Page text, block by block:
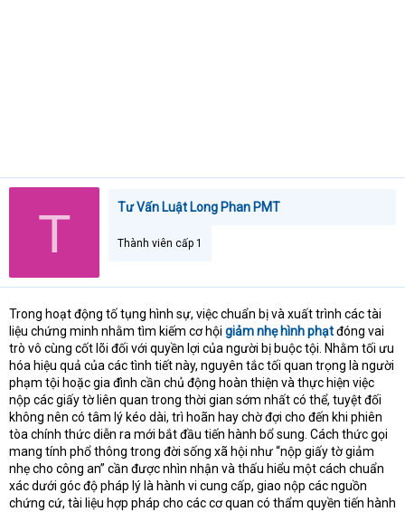
T Tư Vấn Luật Long Phan PMT
Thành viên cấp 1
Trong hoạt động tố tụng hình sự, việc chuẩn bị và xuất trình các tài
liệu chứng minh nhằm tìm kiếm cơ hội giảm nhẹ hình phạtđóng vai
trò vô cùng cốt lõi đối với quyền lợi của người bị buộc tội. Nhằm tối ưu
hóa hiệu quả của các tình tiết này, nguyên tắc tối quan trọng là người
phạm tội hoặc gia đình cần chủ động hoàn thiện và thực hiện việc
nộp các giấy tờ liên quan trong thời gian sớm nhất có thể, tuyệt đối
không nên có tâm lý kéo dài, trì hoãn hay chờ đợi cho đến khi phiên
tòa chính thức diễn ra mới bắt đầu tiến hành bổ sung. Cách thức gọi
mang tính phổ thông trong đời sống xã hội như “nộp giấy tờ giảm
nhẹ cho công an” cần được nhìn nhận và thấu hiểu một cách chuẩn
xác dưới góc độ pháp lý là hành vi cung cấp, giao nộp các nguồn
chứng cứ, tài liệu hợp pháp cho các cơ quan có thẩm quyền tiến hành